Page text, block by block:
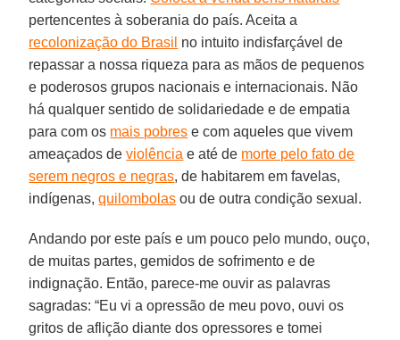
pertencentes à soberania do país. Aceita a
recolonização do Brasil no intuito indisfarçável de
repassar a nossa riqueza para as mãos de pequenos
e poderosos grupos nacionais e internacionais. Não
há qualquer sentido de solidariedade e de empatia
para com os mais pobres e com aqueles que vivem
ameaçados deviolência e até de morte pelo fato de
serem negros e negras, de habitarem em favelas,
indígenas,quilombolas ou de outra condição sexual.
Andando por este país e um pouco pelo mundo, ouço,
de muitas partes, gemidos de sofrimento e de
indignação. Então, parece-me ouvir as palavras
sagradas: “Eu vi a opressão de meu povo, ouvi os
gritos de aflição diante dos opressores e tomei